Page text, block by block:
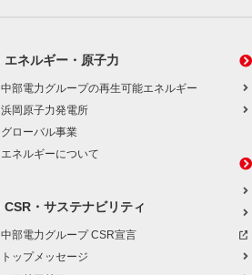
エネルギー・原子力
中部電力グループの再生可能エネルギー
浜岡原子力発電所
グローバル事業
エネルギーについて
CSR・サステナビリティ
中部電力グループ CSR宣言
トップメッセージ